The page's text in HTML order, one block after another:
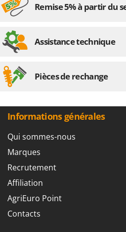
Stanley
Stocker
T
Tecla
Tellarini Pompe
Tenco
Tineco
Titania
Tornado
Tre Spade
Trev - Abrek - TecnoVIR
Remise 5% à partir du
Assistance technique
Pièces de rechange
Informations générales
Qui sommes-nous
Marques
Recrutement
Affiliation
AgriEuro Point
Contacts